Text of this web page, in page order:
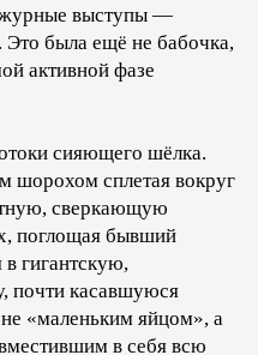
выступы —
была ещё не бабочка,
активной фазе
сияющего шёлка.
шорохом сплетая вокруг
сверкающую
поглощая бывший
в гигантскую,
почти касавшуюся
«маленьким яйцом», а
в себя всю